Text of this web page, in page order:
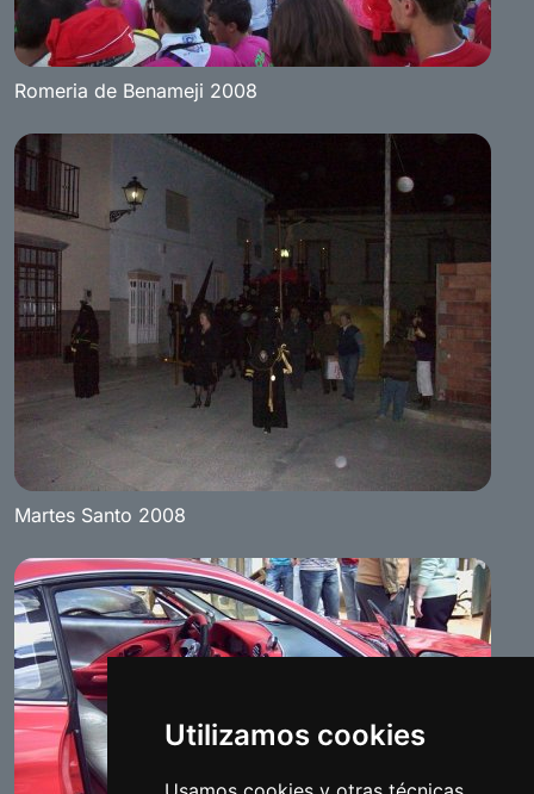
Utilizamos cookies
Romeria de Benameji 2008
Martes Santo 2008